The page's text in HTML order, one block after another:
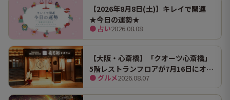
【2026年8月8日(土)】キレイで開運
★今日の運勢★
● 占い2026.08.08
【大阪・心斎橋】「クオーツ心斎橋」
5階レストランフロアが7月16日にオー
プン！ 全国初・関西初出店を含む多彩
な9店舗
● グルメ2026.08.07